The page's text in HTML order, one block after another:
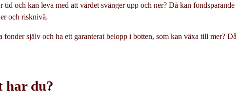
och kan leva med att värdet svänger upp och ner? Då kan fondsparande
och risknivå.
själv och ha ett garanterat belopp i botten, som kan växa till mer? Då
har du?